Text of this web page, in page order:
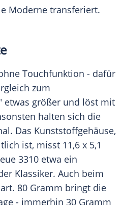
Moderne transferiert.
Touchfunktion - dafür
zum
etwas größer und löst mit
halten sich die
Das Kunststoffgehäuse,
ist, misst 11,6 x 5,1
3310 etwa ein
Klassiker. Auch beim
80 Gramm bringt die
- immerhin 30 Gramm